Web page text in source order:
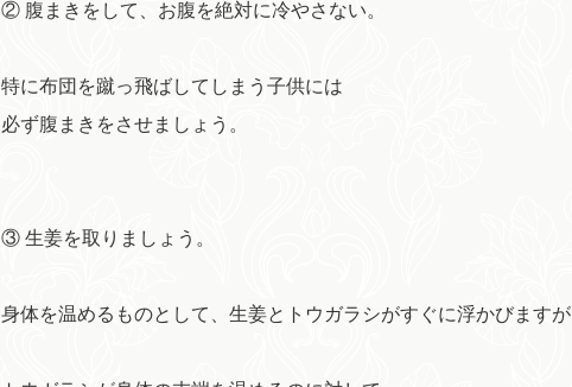
② 腹まきをして、お腹を絶対に冷やさない。
特に布団を蹴っ飛ばしてしまう子供には
必ず腹まきをさせましょう。
③ 生姜を取りましょう。
身体を温めるものとして、生姜とトウガラシがすぐに浮かびますが